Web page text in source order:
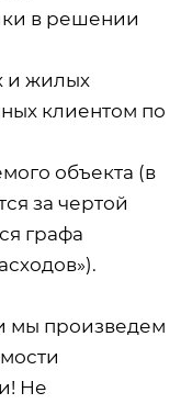
в решении
и жилых
клиентом по
объекта (в
за чертой
графа
мы произведем
Не